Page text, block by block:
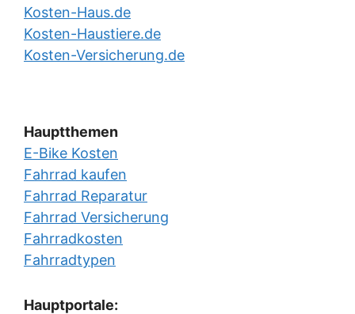
Kosten-Haus.de
Kosten-Haustiere.de
Kosten-Versicherung.de
Hauptthemen
E-Bike Kosten
Fahrrad kaufen
Fahrrad Reparatur
Fahrrad Versicherung
Fahrradkosten
Fahrradtypen
Hauptportale: